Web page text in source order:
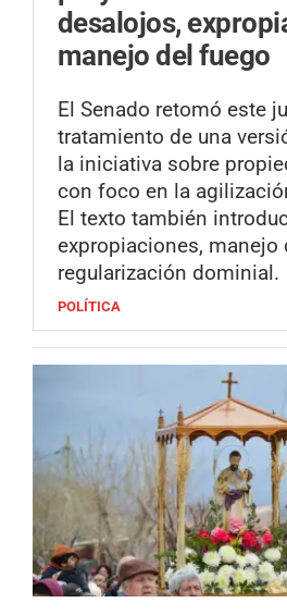
desalojos,
manejo del fuego
El Senado retomó este
tratamiento de una
la iniciativa sobre
con foco en la
El texto también
expropiaciones, manejo
regularización dominial.
POLÍTICA